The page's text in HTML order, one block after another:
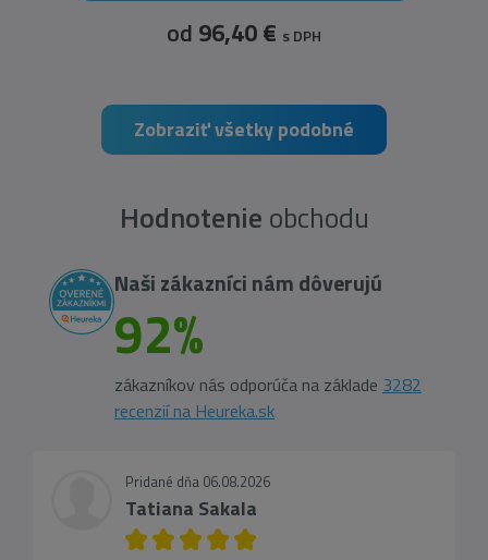
od 96,40 € s DPH
Zobraziť všetky podobné
Hodnotenie obchodu
Naši zákazníci nám dôverujú
92%
zákazníkov nás odporúča na základe 3282
recenzií na Heureka.sk
Pridané dňa 06.08.2026
Tatiana Sakala